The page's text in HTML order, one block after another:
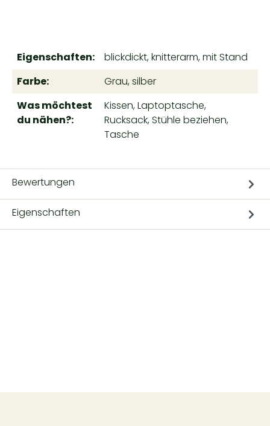
Eigenschaften:
blickdickt, knitterarm, mit Stand
Farbe:
Grau, silber
Was möchtest
du nähen?:
Kissen, Laptoptasche,
Rucksack, Stühle beziehen,
Tasche
Bewertungen
Eigenschaften